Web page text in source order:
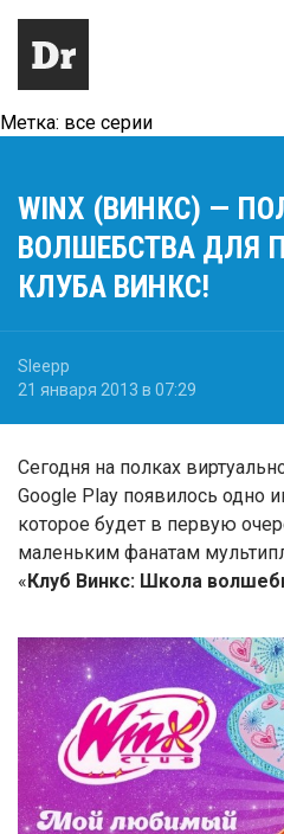
Метка: все серии
WINX (ВИНКС) —
ВОЛШЕБСТВА ДЛЯ
КЛУБА ВИНКС!
Sleepp
21 января 2013 в 07:29
Сегодня на полках
Google Play появилось одно
которое будет в первую
маленьким фанатам
«Клуб Винкс: Школа